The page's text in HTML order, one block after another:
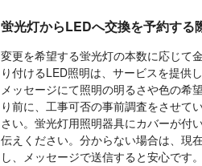
蛍光灯からLEDへ交換を予約する
変更を希望する蛍光灯の本数に応じて
り付けるLED照明は、サービスを提供
メッセージにて照明の明るさや色の希
り前に、工事可否の事前調査をさせて
さい。蛍光灯用照明器具にカバーが付
伝えください。分からない場合は、現
し、メッセージで送信すると安心です。